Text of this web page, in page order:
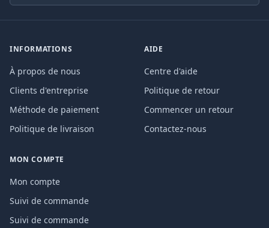
INFORMATIONS
À propos de nous
Clients d'entreprise
Méthode de paiement
Politique de livraison
AIDE
Centre d'aide
Politique de retour
Commencer un retour
Contactez-nous
MON COMPTE
Mon compte
Suivi de commande
Suivi de commande